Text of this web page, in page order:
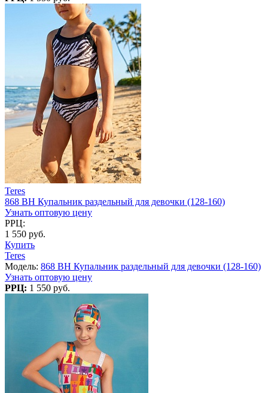
Teres
868 BH Купальник раздельный для девочки (128-160)
Узнать оптовую цену
РРЦ:
1 550 руб.
Купить
Teres
Модель: 868 BH Купальник раздельный для девочки (128-160)
Узнать оптовую цену
РРЦ: 1 550 руб.